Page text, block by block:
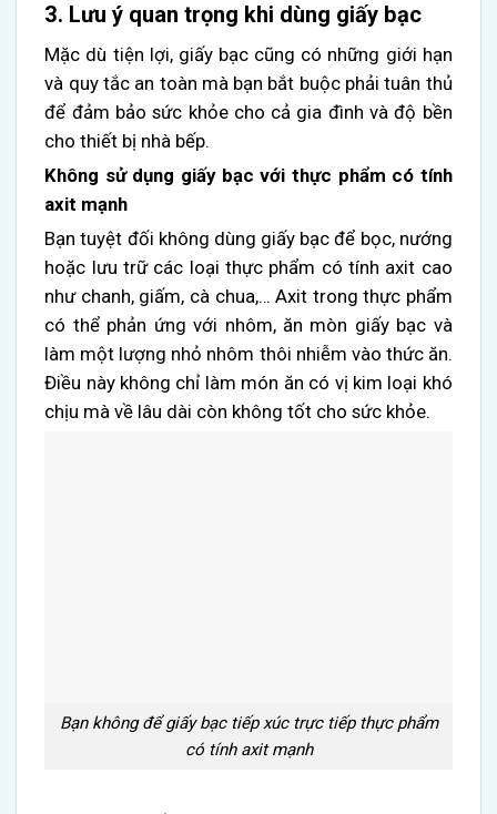
3. Lưu ý quan trọng khi dùng giấy bạc
Mặc dù tiện lợi, giấy bạc cũng có những giới hạn
và quy tắc an toàn mà bạn bắt buộc phải tuân thủ
để đảm bảo sức khỏe cho cả gia đình và độ bền
cho thiết bị nhà bếp.
Không sử dụng giấy bạc với thực phẩm có tính
axit mạnh
Bạn tuyệt đối không dùng giấy bạc để bọc, nướng
hoặc lưu trữ các loại thực phẩm có tính axit cao
như chanh, giấm, cà chua,… Axit trong thực phẩm
có thể phản ứng với nhôm, ăn mòn giấy bạc và
làm một lượng nhỏ nhôm thôi nhiễm vào thức ăn.
Điều này không chỉ làm món ăn có vị kim loại khó
chịu mà về lâu dài còn không tốt cho sức khỏe.
Bạn không để giấy bạc tiếp xúc trực tiếp thực phẩm
có tính axit mạnh